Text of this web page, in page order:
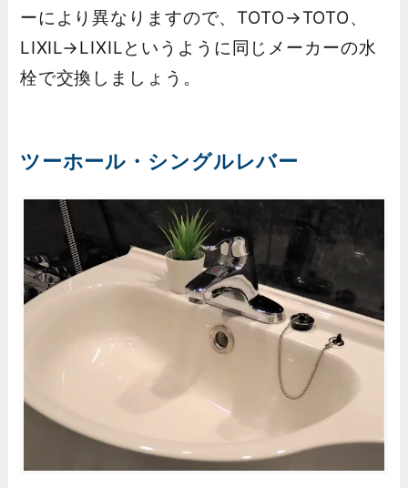
ーにより異なりますので、TOTO→TOTO、
LIXIL→LIXILというように同じメーカーの水
栓で交換しましょう。
ツーホール・シングルレバー